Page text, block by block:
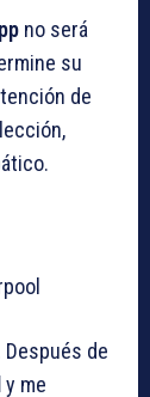
no será
su
de
Después de
y me